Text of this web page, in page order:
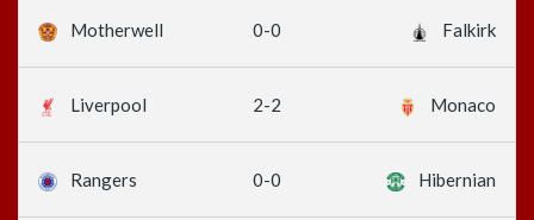
Motherwell 0-0 Falkirk
Liverpool 2-2 Monaco
Rangers 0-0 Hibernian